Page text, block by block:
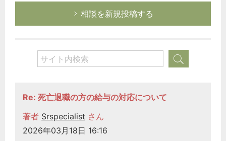
相談を新規投稿する
Re: 死亡退職の方の給与の対応について
著者 Srspecialist さん
2026年03月18日 16:16